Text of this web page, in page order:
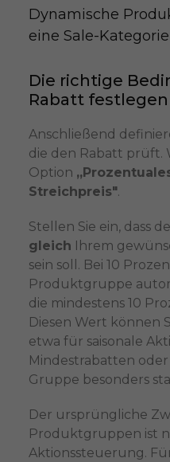
Dynamische
eine Sale-Kategorie
Die richtige
Rabatt festlegen
Anschließend
die den Rabatt prüft.
Option
Streichpreis".
Stellen Sie ein, dass
gleich Ihrem
sein soll. Bei 10
Produktgruppe
die mindestens 10
Diesen Wert können
etwa für saisonale
Mindestrabatten
Gruppe besonders
Der ursprüngliche
Produktgruppen ist
Aktionssteuerung.